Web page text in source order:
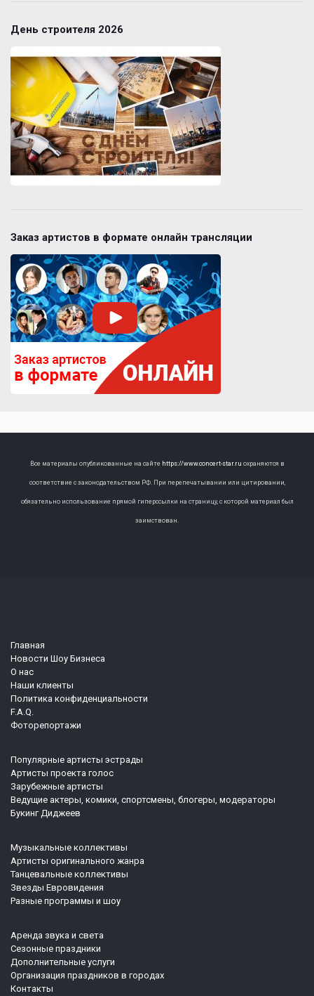
День строителя 2026
Заказ артистов в формате онлайн трансляции
Все материалы опубликованные на сайте https://www.concert-star.ru охраняются в
соответствие с законодательством РФ. При перепечатывании или цитировании,
обязательно использование прямой гиперссылки на страницу, с которой материал был
заимствован.
Главная
Новости Шоу Бизнеса
О нас
Наши клиенты
Политика конфиденциальности
F.A.Q.
Фоторепортажи
Популярные артисты эстрады
Артисты проекта голос
Зарубежные артисты
Ведущие актеры, комики, спортсмены, блогеры, модераторы
Букинг Диджеев
Музыкальные коллективы
Артисты оригинального жанра
Танцевальные коллективы
Звезды Евровидения
Разные программы и шоу
Аренда звука и света
Сезонные праздники
Дополнительные услуги
Организация праздников в городах
Контакты